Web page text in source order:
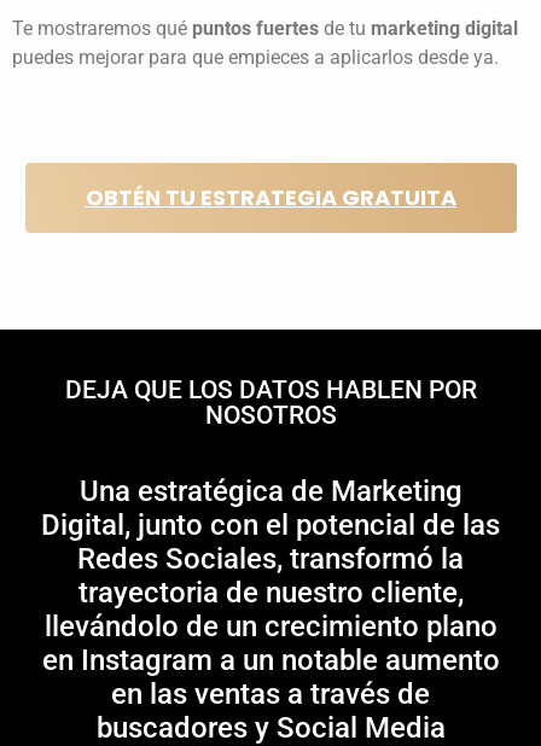
Te mostraremos qué puntos fuertes de tu marketing digital
puedes mejorar para que empieces a aplicarlos desde ya.
OBTÉN TU ESTRATEGIA GRATUITA
DEJA QUE LOS DATOS HABLEN POR
NOSOTROS
Una estratégica de Marketing
Digital, junto con el potencial de las
Redes Sociales, transformó la
trayectoria de nuestro cliente,
llevándolo de un crecimiento plano
en Instagram a un notable aumento
en las ventas a través de
buscadores y Social Media